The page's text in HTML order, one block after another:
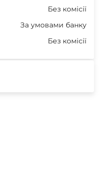
Без комісії
За умовами банку
Без комісії